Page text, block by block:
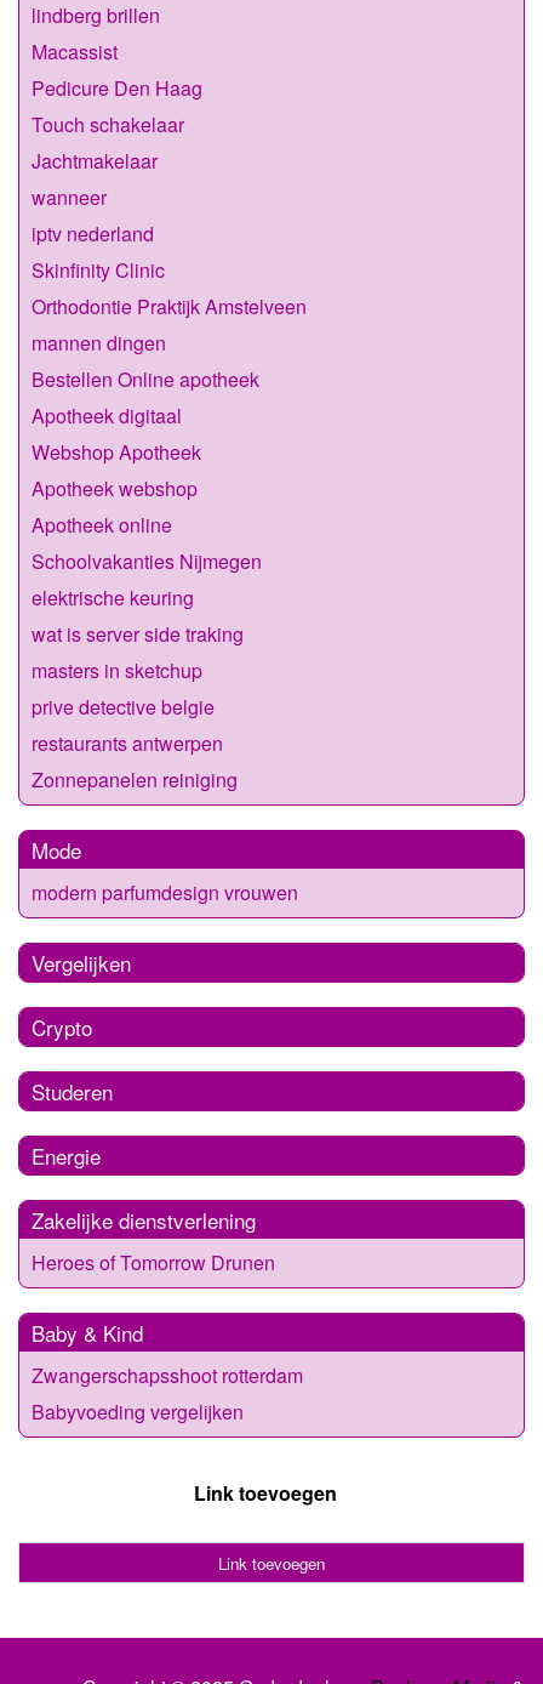
lindberg brillen
Macassist
Pedicure Den Haag
Touch schakelaar
Jachtmakelaar
wanneer
iptv nederland
Skinfinity Clinic
Orthodontie Praktijk Amstelveen
mannen dingen
Bestellen Online apotheek
Apotheek digitaal
Webshop Apotheek
Apotheek webshop
Apotheek online
Schoolvakanties Nijmegen
elektrische keuring
wat is server side traking
masters in sketchup
prive detective belgie
restaurants antwerpen
Zonnepanelen reiniging
Mode
modern parfumdesign vrouwen
Vergelijken
Crypto
Studeren
Energie
Zakelijke dienstverlening
Heroes of Tomorrow Drunen
Baby & Kind
Zwangerschapsshoot rotterdam
Babyvoeding vergelijken
Link toevoegen
Link toevoegen